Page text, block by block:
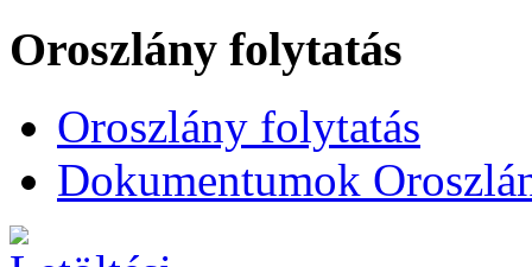
Oroszlány folytatás
Oroszlány folytatás
Dokumentumok